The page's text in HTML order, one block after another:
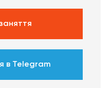
в Telegram